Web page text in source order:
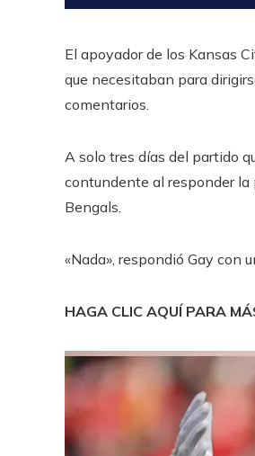
El apoyador de los Kansas
que necesitaban para
comentarios.
A solo tres días del partido
contundente al responder la
Bengals.
«Nada», respondió Gay con
HAGA CLIC AQUÍ PARA